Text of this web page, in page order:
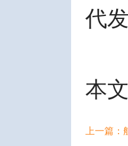
代
本
上一篇：